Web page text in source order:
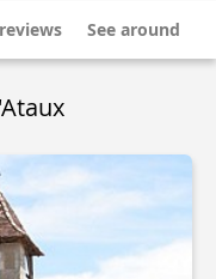
See around